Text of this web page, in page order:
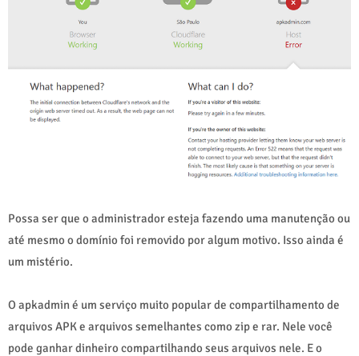
Possa ser que o administrador esteja fazendo uma manutenção ou
até mesmo o domínio foi removido por algum motivo. Isso ainda é
um mistério.
O apkadmin é um serviço muito popular de compartilhamento de
arquivos APK e arquivos semelhantes como zip e rar. Nele você
pode ganhar dinheiro compartilhando seus arquivos nele. E o